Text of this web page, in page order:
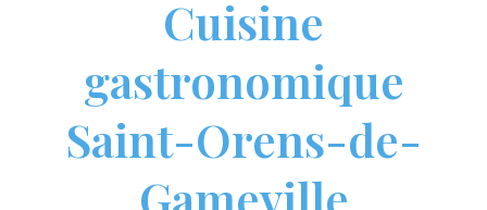
Cuisine
gastronomique
Saint-Orens-de-